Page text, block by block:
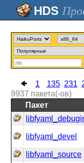
1 135 231
9937 пакета(-ов)
Пакет
libfyaml_devel
libfyaml_source